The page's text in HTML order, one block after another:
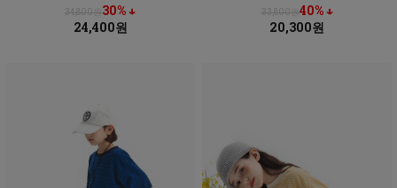
34,800원30% ↓
24,400원
33,800원40% ↓
20,300원